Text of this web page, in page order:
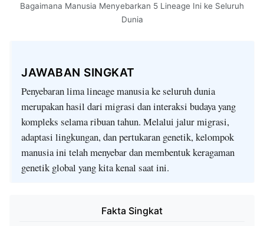
Bagaimana Manusia Menyebarkan 5 Lineage Ini ke Seluruh
Dunia
JAWABAN SINGKAT
Penyebaran lima lineage manusia ke seluruh dunia
merupakan hasil dari migrasi dan interaksi budaya yang
kompleks selama ribuan tahun. Melalui jalur migrasi,
adaptasi lingkungan, dan pertukaran genetik, kelompok
manusia ini telah menyebar dan membentuk keragaman
genetik global yang kita kenal saat ini.
Fakta Singkat